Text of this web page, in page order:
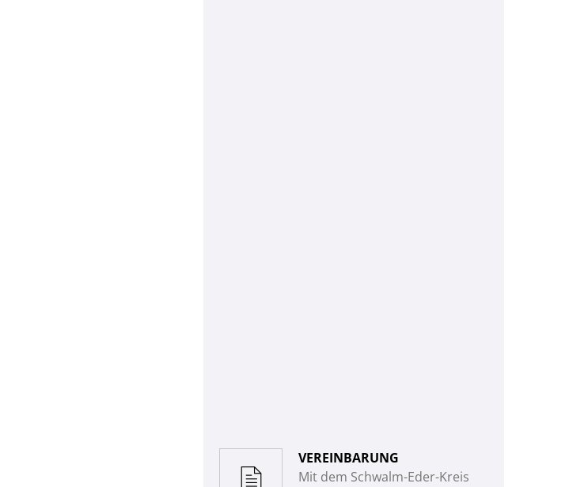
VEREINBARUNG
Mit dem Schwalm-Eder-Kreis